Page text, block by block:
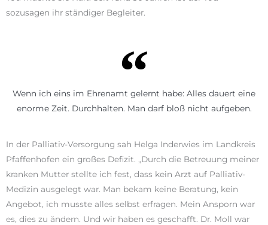
sozusagen ihr ständiger Begleiter.
Wenn ich eins im Ehrenamt gelernt habe: Alles dauert eine
enorme Zeit. Durchhalten. Man darf bloß nicht aufgeben.
In der Palliativ-Versorgung sah Helga Inderwies im Landkreis
Pfaffenhofen ein großes Defizit. „Durch die Betreuung meiner
kranken Mutter stellte ich fest, dass kein Arzt auf Palliativ-
Medizin ausgelegt war. Man bekam keine Beratung, kein
Angebot, ich musste alles selbst erfragen. Mein Ansporn war
es, dies zu ändern. Und wir haben es geschafft. Dr. Moll war